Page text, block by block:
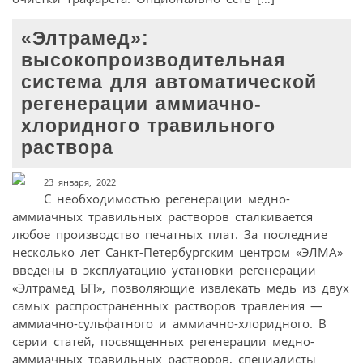
«Элтрамед»:
высокопроизводительная
система для автоматической
регенерации аммиачно-
хлоридного травильного
раствора
23 января, 2022
С необходимостью регенерации медно-
аммиачных травильных растворов сталкивается
любое производство печатных плат. За последние
несколько лет Санкт-Петербургским центром «ЭЛМА»
введены в эксплуатацию установки регенерации
«Элтрамед БП», позволяющие извлекать медь из двух
самых распространенных растворов травления —
аммиачно-сульфатного и аммиачно-хлоридного. В
серии статей, посвященных регенерации медно-
аммиачных травильных растворов, специалисты